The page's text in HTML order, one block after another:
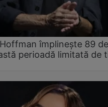
împlinește 89
perioadă limitată de